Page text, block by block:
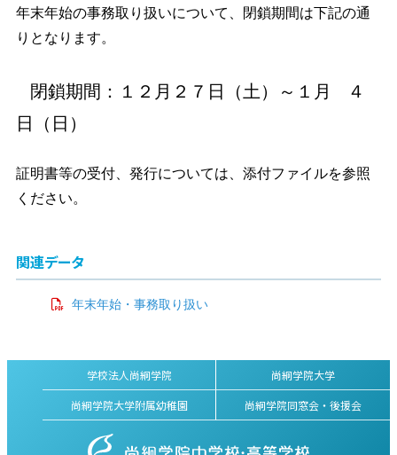
年末年始の事務取り扱いについて、閉鎖期間は下記の通
りとなります。
閉鎖期間：１２月２７日（土）～１月 ４
日（日）
証明書等の受付、発行については、添付ファイルを参照
ください。
関連データ
年末年始・事務取り扱い
学校法人尚絅学院
尚絅学院大学
尚絅学院大学附属幼稚園
尚絅学院同窓会・後援会